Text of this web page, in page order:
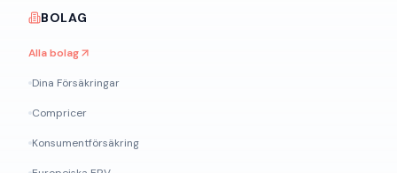
BOLAG
Alla bolag
Dina Försäkringar
Compricer
Konsumentförsäkring